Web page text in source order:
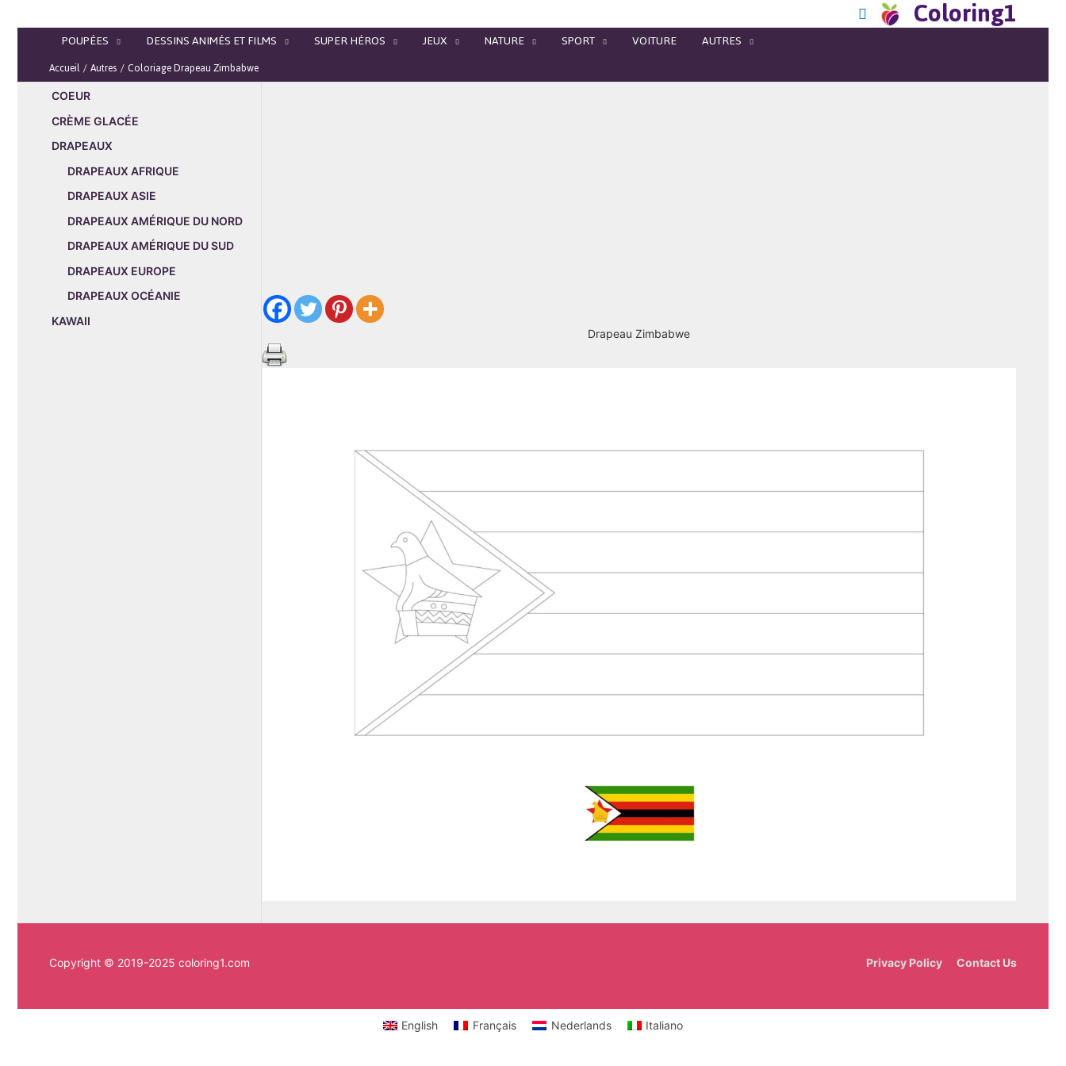
Coloring1
POUPÉES DESSINS ANIMÉS ET FILMS SUPER HÉROS JEUX NATURE SPORT VOITURE AUTRES
Accueil Autres Coloriage Drapeau Zimbabwe
COEUR
CRÈME GLACÉE
DRAPEAUX
DRAPEAUX AFRIQUE
DRAPEAUX ASIE
DRAPEAUX AMÉRIQUE DU NORD
DRAPEAUX AMÉRIQUE DU SUD
DRAPEAUX EUROPE
DRAPEAUX OCÉANIE
KAWAII
Drapeau Zimbabwe
Copyright © 2019-2025 coloring1.com Privacy Policy Contact Us
English Français Nederlands Italiano